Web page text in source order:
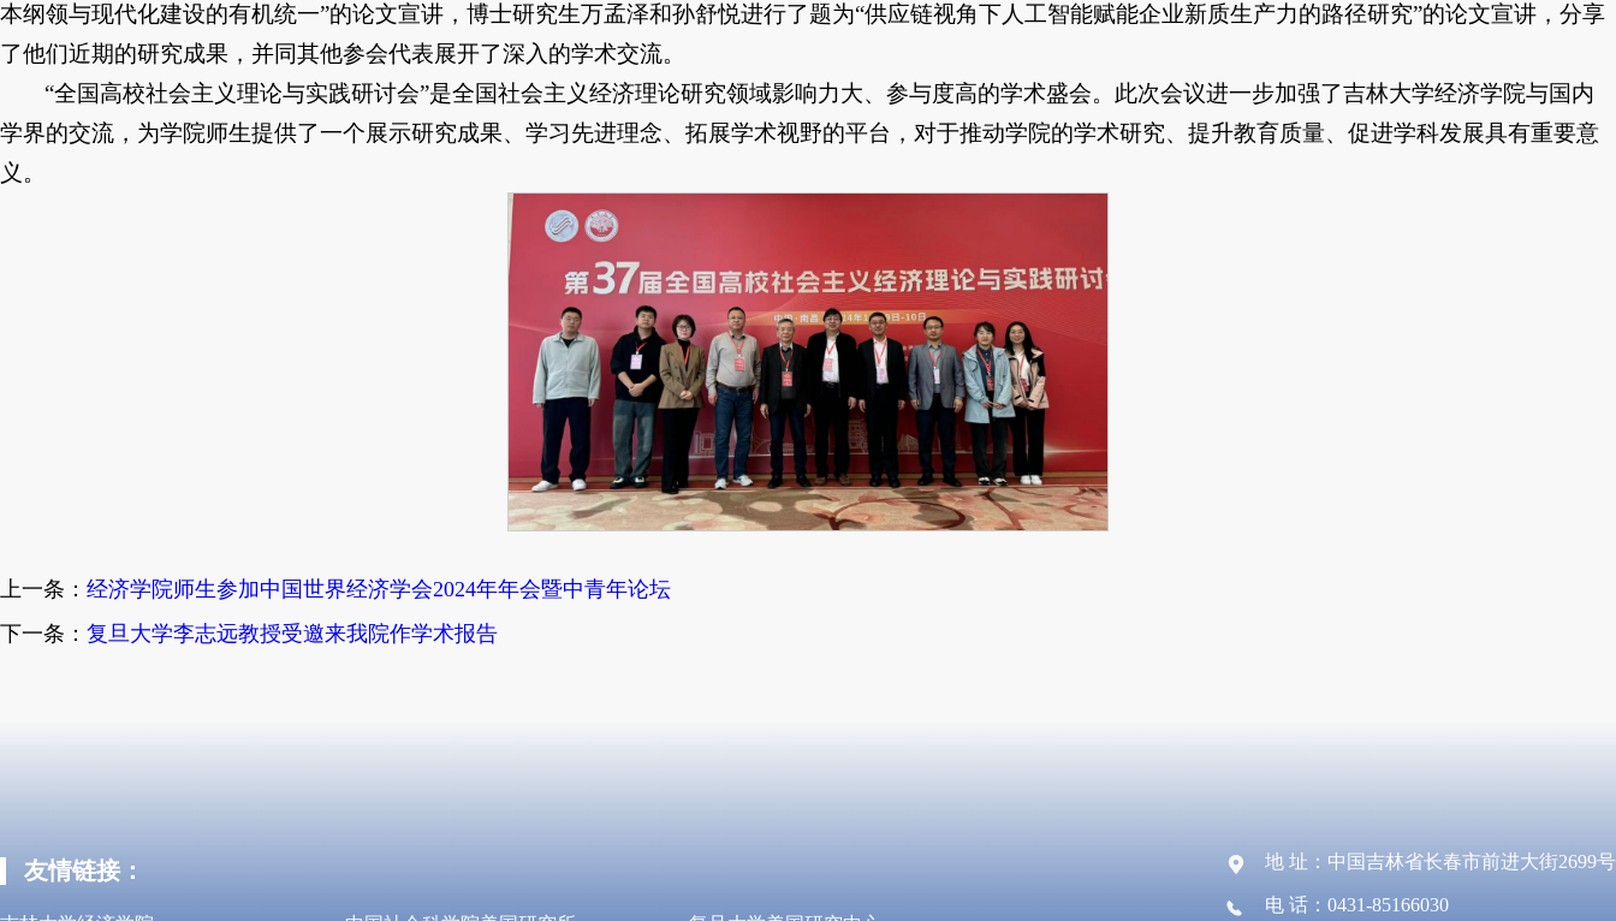
本纲领与现代化建设的有机统一”的论文宣讲，博士研究生万孟泽和孙舒悦进行了题为“供应链视角下人工智能赋能企业新质生产力的路径研究”的论文宣讲，分享
了他们近期的研究成果，并同其他参会代表展开了深入的学术交流。
“全国高校社会主义理论与实践研讨会”是全国社会主义经济理论研究领域影响力大、参与度高的学术盛会。此次会议进一步加强了吉林大学经济学院与国内
学界的交流，为学院师生提供了一个展示研究成果、学习先进理念、拓展学术视野的平台，对于推动学院的学术研究、提升教育质量、促进学科发展具有重要意
义。
上一条： 经济学院师生参加中国世界经济学会2024年年会暨中青年论坛
下一条： 复旦大学李志远教授受邀来我院作学术报告
友情链接： 地 址：中国吉林省长春市前进大街2699号
电 话：0431-85166030